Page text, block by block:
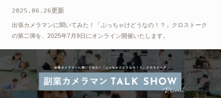
2025.06.26更新
出張カメラマンに聞いてみた！「ぶっちゃけどうなの！？」クロストーク
の第二弾を、2025年7月9日にオンライン開催いたします。